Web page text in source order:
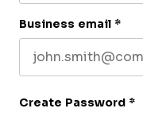
Business email *
Create Password *